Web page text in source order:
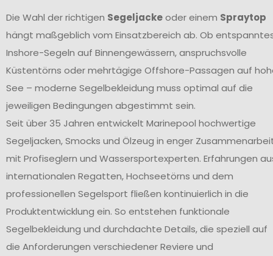
Die Wahl der richtigen Segeljackeoder einem Spraytop
hängt maßgeblich vom Einsatzbereich ab. Ob
Inshore-Segeln auf Binnengewässern, anspruchsvolle
Küstentörns oder mehrtägige Offshore-Passagen auf
See – moderne Segelbekleidung muss optimal auf die
jeweiligen Bedingungen abgestimmt sein.
Seit über 35 Jahren entwickelt Marinepool hochwertige
Segeljacken, Smocks und Ölzeug in enger
mit Profiseglern und Wassersportexperten. Erfahrungen
internationalen Regatten, Hochseetörns und dem
professionellen Segelsport fließen kontinuierlich in die
Produktentwicklung ein. So entstehen funktionale
Segelbekleidung und durchdachte Details, die speziell auf
die Anforderungen verschiedener Reviere und